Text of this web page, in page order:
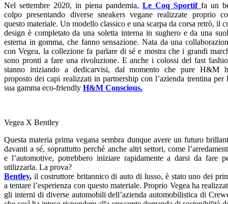
Nel settembre 2020, in piena pandemia, Le Coq Sportif fa un
colpo presentando diverse sneakers vegane realizzate proprio
questo materiale. Un modello classico e una scarpa da corsa retrò, il
design è completato da una soletta interna in sughero e da una
esterna in gomma, che fanno sensazione. Nata da una
con Vegea, la collezione fa parlare di sé e mostra che i grandi
sono pronti a fare una rivoluzione. E anche i colossi del fast
stanno iniziando a dedicarvisi, dal momento che pure H&M
proposto dei capi realizzati in partnership con l’azienda trentina per
sua gamma eco-friendly H&M Conscious.
Vegea X Bentley
Questa materia prima vegana sembra dunque avere un futuro
davanti a sé, soprattutto perché anche altri settori, come
e l’automotive, potrebbero iniziare rapidamente a darsi da fare
utilizzarla. La prova?
Bentley, il costruttore britannico di auto di lusso, è stato uno dei
a tentare l’esperienza con questo materiale. Proprio Vegea ha
gli interni di diverse automobili dell’azienda automobilistica di